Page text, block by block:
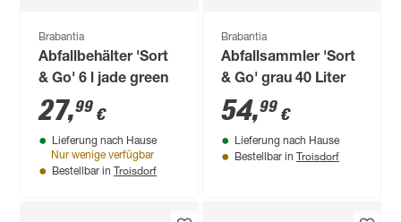
Brabantia
Abfallbehälter 'Sort
& Go' 6 l jade green
27,99 €
Lieferung nach Hause
Nur wenige verfügbar
Bestellbar in Troisdorf
Brabantia
Abfallsammler 'Sort
& Go' grau 40 Liter
54,99 €
Lieferung nach Hause
Bestellbar in Troisdorf